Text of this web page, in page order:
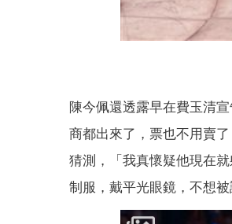
陳今佩還透露早在費玉清
商都出來了，票也不用賣
猜測，「我真懷疑他現在
制服，戴平光眼鏡，不想被